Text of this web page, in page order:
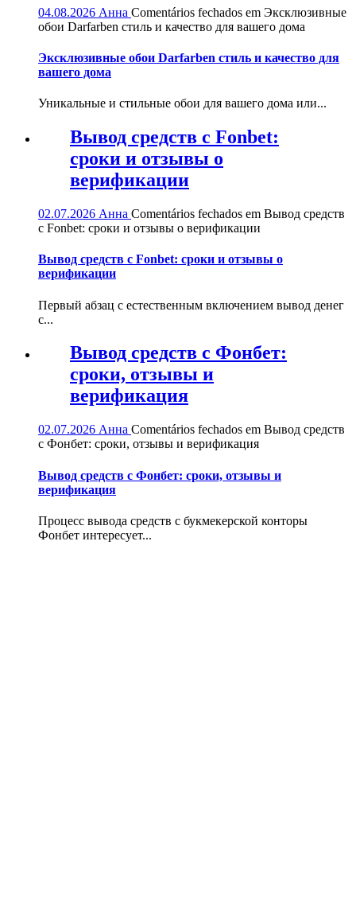
04.08.2026 Анна Comentários fechados em Эксклюзивные
обои Darfarben стиль и качество для вашего дома
Эксклюзивные обои Darfarben стиль и качество для
вашего дома
Уникальные и стильные обои для вашего дома или...
Вывод средств с Fonbet:
сроки и отзывы о
верификации
02.07.2026 Анна Comentários fechados em Вывод средств
с Fonbet: сроки и отзывы о верификации
Вывод средств с Fonbet: сроки и отзывы о
верификации
Первый абзац с естественным включением вывод денег
с...
Вывод средств с Фонбет:
сроки, отзывы и
верификация
02.07.2026 Анна Comentários fechados em Вывод средств
с Фонбет: сроки, отзывы и верификация
Вывод средств с Фонбет: сроки, отзывы и
верификация
Процесс вывода средств с букмекерской конторы
Фонбет интересует...